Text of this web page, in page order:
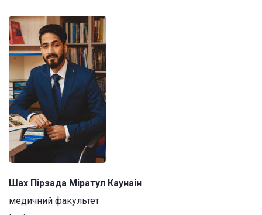
Шах Пірзада Міратул Каунаін
медичний факультет